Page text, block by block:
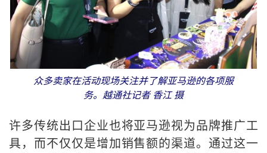
众多卖家在活动现场关注并了解亚马逊的各项服
务。越通社记者 香江 摄
许多传统出口企业也将亚马逊视为品牌推广工
具，而不仅仅是增加销售额的渠道。通过这一